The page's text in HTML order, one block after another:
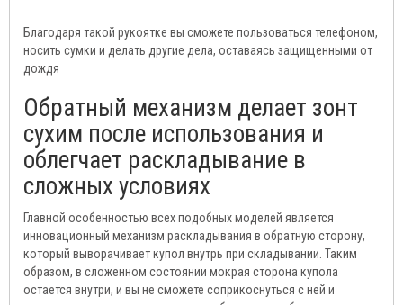
Благодаря такой рукоятке вы сможете пользоваться телефоном,
носить сумки и делать другие дела, оставаясь защищенными от
дождя
Обратный механизм делает зонт
сухим после использования и
облегчает раскладывание в
сложных условиях
Главной особенностью всех подобных моделей является
инновационный механизм раскладывания в обратную сторону,
который выворачивает купол внутрь при складывании. Таким
образом, в сложенном состоянии мокрая сторона купола
остается внутри, и вы не сможете соприкоснуться с ней и